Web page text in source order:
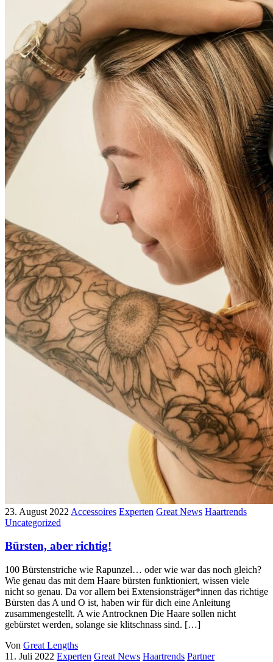
23. August 2022 Accessoires Experten Great News Haartrends
Uncategorized
Bürsten, aber richtig!
100 Bürstenstriche wie Rapunzel… oder wie war das noch gleich?
Wie genau das mit dem Haare bürsten funktioniert, wissen viele
nicht so genau. Da vor allem bei Extensionsträger*innen das richtige
Bürsten das A und O ist, haben wir für dich eine Anleitung
zusammengestellt. A wie Antrocknen Die Haare sollen nicht
gebürstet werden, solange sie klitschnass sind. […]
Von Great Lengths
11. Juli 2022 Experten Great News Haartrends Partner